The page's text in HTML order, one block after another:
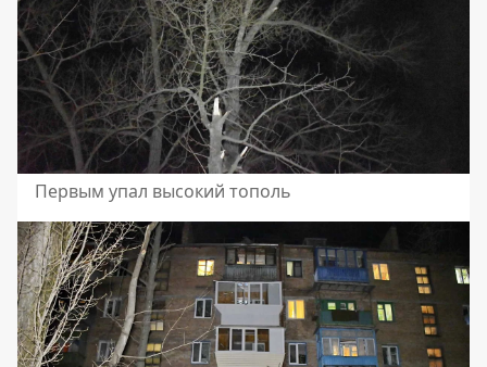
Первым упал высокий тополь